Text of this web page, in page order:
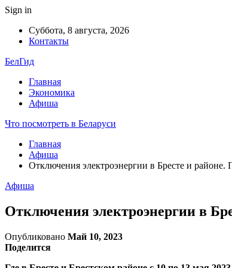
Sign in
Суббота, 8 августа, 2026
Контакты
БелГид
Главная
Экономика
Афиша
Что посмотреть в Беларуси
Главная
Афиша
Отключения электроэнергии в Бресте и районе.
Афиша
Отключения электроэнергии в
Опубликовано Май 10, 2023
Поделится